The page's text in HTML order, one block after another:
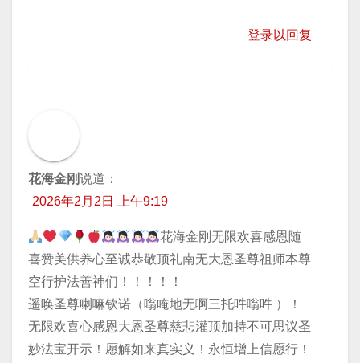
登录以回复
花海金刚说道：
2026年2月2日 上午9:19
花海金刚无限欢喜感恩随
喜赞美供养心至诚恭敬顶礼南无大恩圣尊祖师本尊
空行护法善神们！！！！！
遥唤圣尊喇嘛钦诺（嗡唵地无啊三托吽嗡吽 ）！
无限欢喜心感恩大恩圣尊慈悲灌顶加持不可思议圣
妙法宝开示！愿解如来真实义！永恒增上信愿行！